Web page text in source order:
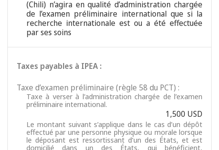
(Chili) n’agira en qualité d’administration chargée
de l’examen préliminaire international que si la
recherche internationale est ou a été effectuée
par ses soins
Taxes payables à IPEA :
Taxe d’examen préliminaire (règle 58 du PCT) :
Taxe à verser à l’administration chargée de l’examen
préliminaire international.
1,500 USD
Le montant suivant s’applique dans le cas d’un dépôt
effectué par une personne physique ou morale lorsque
le déposant est ressortissant d’un des États, et est
domicilié dans un des États, qui bénéficient,